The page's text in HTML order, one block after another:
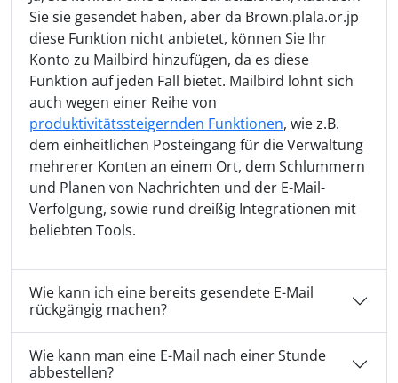
Sie sie gesendet haben, aber da Brown.plala.or.jp
diese Funktion nicht anbietet, können Sie Ihr
Konto zu Mailbird hinzufügen, da es diese
Funktion auf jeden Fall bietet. Mailbird lohnt sich
auch wegen einer Reihe von
produktivitätssteigernden Funktionen, wie z.B.
dem einheitlichen Posteingang für die Verwaltung
mehrerer Konten an einem Ort, dem Schlummern
und Planen von Nachrichten und der E-Mail-
Verfolgung, sowie rund dreißig Integrationen mit
beliebten Tools.
Wie kann ich eine bereits gesendete E-Mail
rückgängig machen?
Wie kann man eine E-Mail nach einer Stunde
abbestellen?